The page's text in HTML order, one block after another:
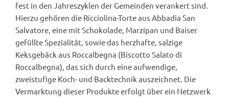
fest in den Jahreszyklen der Gemeinden verankert sind.
Hierzu gehören die Ricciolina-Torte aus Abbadia San
Salvatore, eine mit Schokolade, Marzipan und Baiser
gefüllte Spezialität, sowie das herzhafte, salzige
Keksgebäck aus Roccalbegna (Biscotto Salato di
Roccalbegna), das sich durch eine aufwendige,
zweistufige Koch- und Backtechnik auszeichnet. Die
Vermarktung dieser Produkte erfolgt über ein Netzwerk